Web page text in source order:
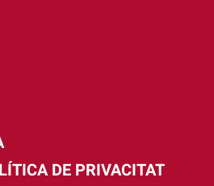
DE PRIVACITAT